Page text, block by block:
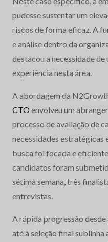
pudesse sustentar um
riscos de forma eficaz. A
e análise dentro da
destacou a necessidade
experiência nesta área.
A abordagem da
CTO envolveu um
processo de avaliação de
necessidades estratégicas
busca foi focada e
candidatos foram
sétima semana, três
entrevistas.
A rápida progressão
até à seleção final